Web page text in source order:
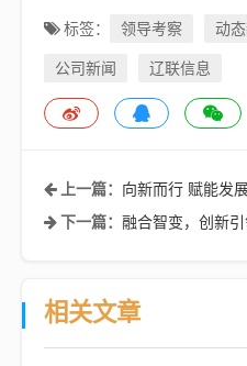
标签： 领导考察 动
公司新闻
辽联信息
上一篇： 向新而行 赋能发展——辽
下一篇：融合智变，创新引领
相关文章